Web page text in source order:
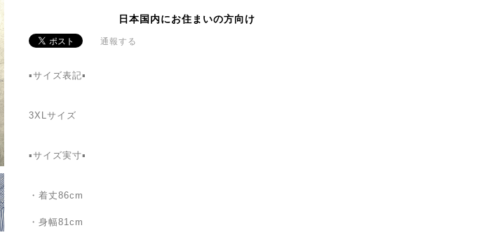
日本国内にお住まいの方向け
通報する
▪サイズ表記▪
3XLサイズ
▪サイズ実寸▪
・着丈86cm
・身幅81cm